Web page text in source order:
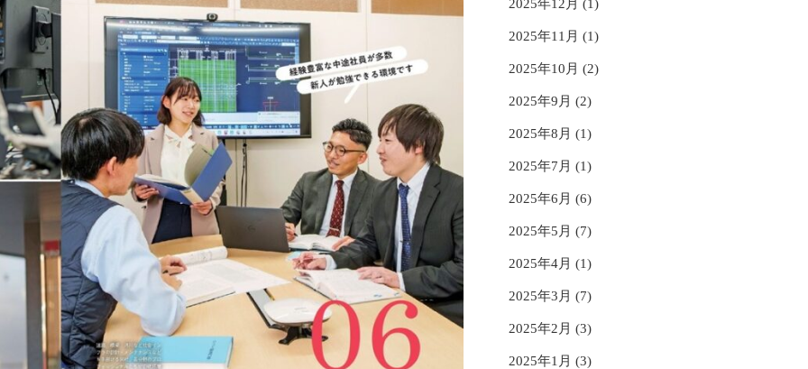
2025年12月 (1)
2025年11月 (1)
2025年10月 (2)
2025年9月 (2)
2025年8月 (1)
2025年7月 (1)
2025年6月 (6)
2025年5月 (7)
2025年4月 (1)
2025年3月 (7)
2025年2月 (3)
2025年1月 (3)